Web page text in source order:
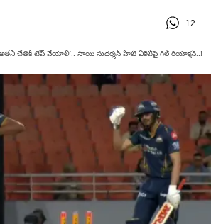
12
చేతికి టేప్ వేయాలి'.. సాయి సుదర్శన్‌ హిట్ వికెట్‌పై గిల్ రియాక్షన్‌..!